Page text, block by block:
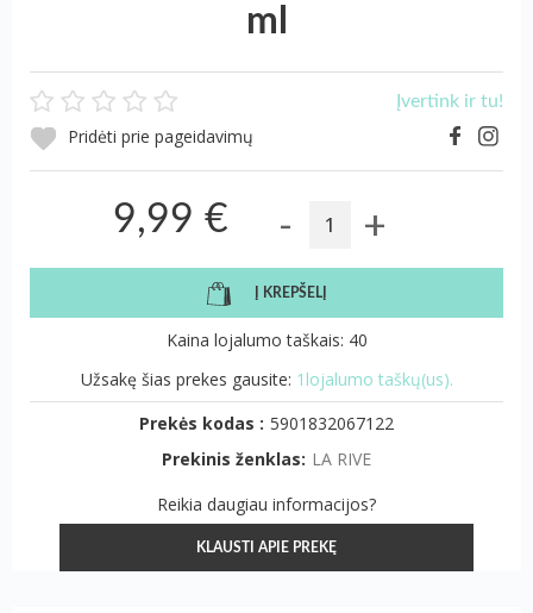
ml
Įvertink ir tu!
Pridėti prie pageidavimų
9,99 € - +
Į KREPŠELĮ
Kaina lojalumo taškais: 40
Užsakę šias prekes gausite: 1lojalumo taškų(us).
Prekės kodas : 5901832067122
Prekinis ženklas: LA RIVE
Reikia daugiau informacijos?
KLAUSTI APIE PREKĘ